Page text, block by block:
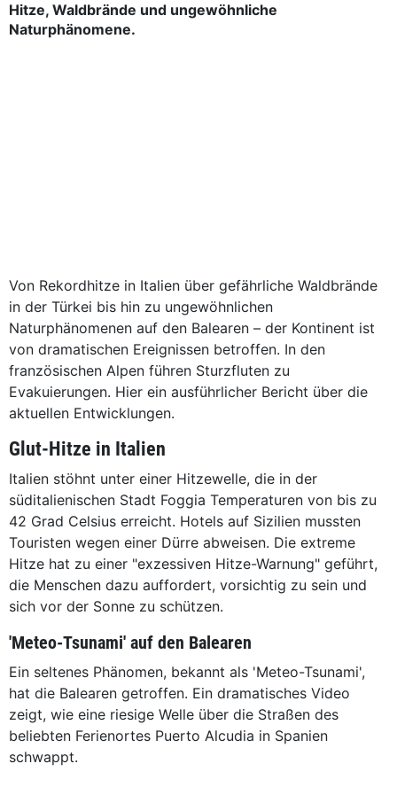
Hitze, Waldbrände und ungewöhnliche
Naturphänomene.
Von Rekordhitze in Italien über gefährliche Waldbrände
in der Türkei bis hin zu ungewöhnlichen
Naturphänomenen auf den Balearen – der Kontinent ist
von dramatischen Ereignissen betroffen. In den
französischen Alpen führen Sturzfluten zu
Evakuierungen. Hier ein ausführlicher Bericht über die
aktuellen Entwicklungen.
Glut-Hitze in Italien
Italien stöhnt unter einer Hitzewelle, die in der
süditalienischen Stadt Foggia Temperaturen von bis zu
42 Grad Celsius erreicht. Hotels auf Sizilien mussten
Touristen wegen einer Dürre abweisen. Die extreme
Hitze hat zu einer "exzessiven Hitze-Warnung" geführt,
die Menschen dazu auffordert, vorsichtig zu sein und
sich vor der Sonne zu schützen.
'Meteo-Tsunami' auf den Balearen
Ein seltenes Phänomen, bekannt als 'Meteo-Tsunami',
hat die Balearen getroffen. Ein dramatisches Video
zeigt, wie eine riesige Welle über die Straßen des
beliebten Ferienortes Puerto Alcudia in Spanien
schwappt.